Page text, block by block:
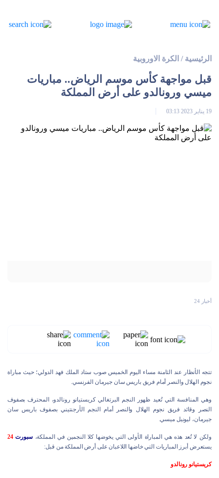
الرئيسية / الكرة الاوروبية
قبل مواجهة كأس موسم الرياض.. مباريات
ميسي ورونالدو على أرض المملكة
19 يناير 2023 03:13
أخبار 24
تتجه الأنظار عند الثامنة مساء اليوم الخميس صوب ستاد الملك فهد الدولي؛ حيث مباراة
نجوم الهلال والنصر أمام فريق باريس سان جيرمان الفرنسي.
وهي المنافسة التي تُعيد ظهور النجم البرتغالي كريستيانو رونالدو، المحترف بصفوف
النصر وقائد فريق نجوم الهلال والنصر أمام النجم الأرجنتيني بصفوف باريس سان
جيرمان، ليونيل ميسي.
ولكن لا تُعد هذه هي المباراة الأولى التي يخوضها كلا النجمين في المملكة، سبورت 24
يستعرض أبرز المباريات التي خاضها اللاعبان على أرض المملكة من قبل:
كريستيانو رونالدو